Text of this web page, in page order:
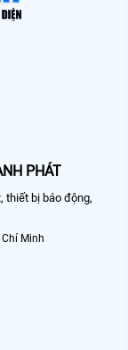
PHÁT
thiết bị báo động,
Minh